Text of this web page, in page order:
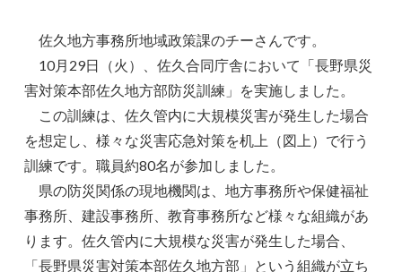
佐久地方事務所地域政策課のチーさんです。
10月29日（火）、佐久合同庁舎において「長野県災
害対策本部佐久地方部防災訓練」を実施しました。
この訓練は、佐久管内に大規模災害が発生した場合
を想定し、様々な災害応急対策を机上（図上）で行う
訓練です。職員約80名が参加しました。
県の防災関係の現地機関は、地方事務所や保健福祉
事務所、建設事務所、教育事務所など様々な組織があ
ります。佐久管内に大規模な災害が発生した場合、
「長野県災害対策本部佐久地方部」という組織が立ち